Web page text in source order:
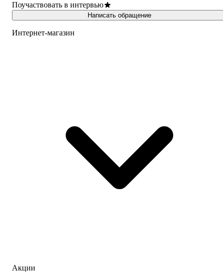
Поучаствовать в интервью
Написать обращение
Интернет-магазин
Акции